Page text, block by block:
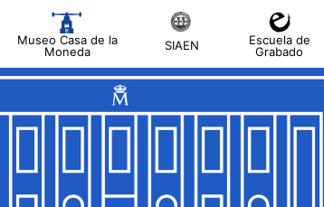
Museo Casa de la
Moneda
SIAEN
Escuela de
Grabado